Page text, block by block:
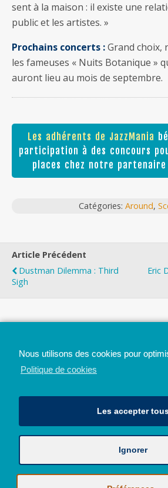
sent à la maison : il existe une
public et les artistes. »
Prochains concerts :Grand choix,
les fameuses « Nuits Botanique »
auront lieu au mois de septembre.
Les adhérents de JazzMania
participation à des concours
places chez notre partenaire
Catégories: Around,
Article Précédent
Dustman Dilemma : Third
Sigh
Eric
Avec le soutien de la Province
© 2026 - Tous droits réservés -
Nous utilisons des cookies pour
Politique de cookies
Les accepter
Ignorer